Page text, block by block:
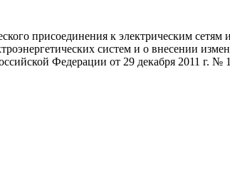
присоединения к электрическим
систем и о внесении
Федерации от 29 декабря 2011 г. №